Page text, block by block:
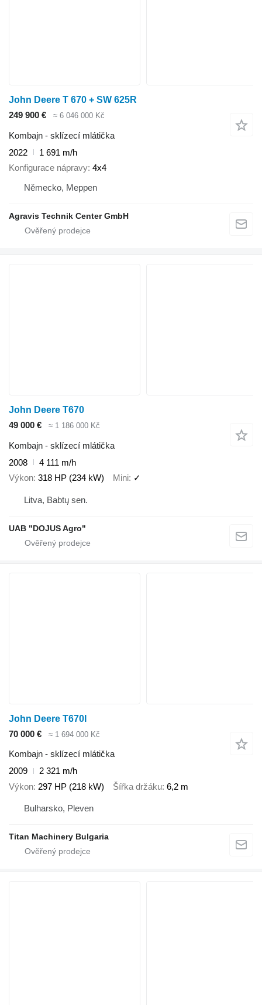
John Deere T 670 + SW 625R
249 900 €
≈ 6 046 000 Kč
Kombajn - sklízecí mlátička
2022
1 691 m/h
Konfigurace nápravy 4x4
Německo, Meppen
Agravis Technik Center GmbH
John Deere T670
49 000 €
≈ 1 186 000 Kč
Kombajn - sklízecí mlátička
2008
4 111 m/h
Výkon 318 HP (234 kW) Mini ✓
Litva, Babtų sen.
UAB "DOJUS Agro"
John Deere T670I
70 000 €
≈ 1 694 000 Kč
Kombajn - sklízecí mlátička
2009
2 321 m/h
Výkon 297 HP (218 kW) Šířka držáku 6,2 m
Bulharsko, Pleven
Titan Machinery Bulgaria